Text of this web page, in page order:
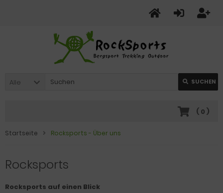
Alle SUCHEN
( 0 )
Startseite Rocksports - Über uns
Rocksports
Rocksports auf einen Blick